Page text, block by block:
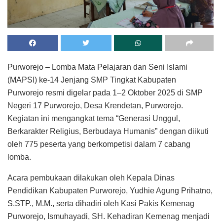
Purworejo – Lomba Mata Pelajaran dan Seni Islami
(MAPSI) ke-14 Jenjang SMP Tingkat Kabupaten
Purworejo resmi digelar pada 1–2 Oktober 2025 di SMP
Negeri 17 Purworejo, Desa Krendetan, Purworejo.
Kegiatan ini mengangkat tema “Generasi Unggul,
Berkarakter Religius, Berbudaya Humanis” dengan diikuti
oleh 775 peserta yang berkompetisi dalam 7 cabang
lomba.
Acara pembukaan dilakukan oleh Kepala Dinas
Pendidikan Kabupaten Purworejo, Yudhie Agung Prihatno,
S.STP., M.M., serta dihadiri oleh Kasi Pakis Kemenag
Purworejo, Ismuhayadi, SH. Kehadiran Kemenag menjadi